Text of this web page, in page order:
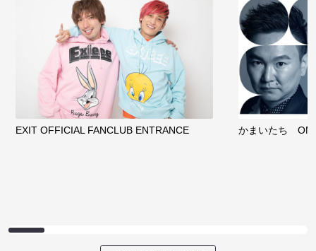
EXIT OFFICIAL FANCLUB ENTRANCE かまいたち